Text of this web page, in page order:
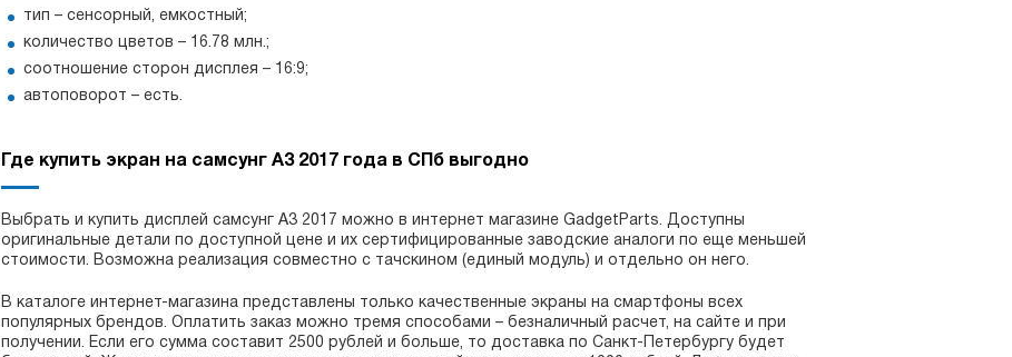
тип – сенсорный, емкостный;
количество цветов – 16.78 млн.;
соотношение сторон дисплея – 16:9;
автоповорот – есть.
Где купить экран на самсунг А3 2017 года в СПб выгодно
Выбрать и купить дисплей самсунг А3 2017 можно в интернет магазине GadgetParts. Доступны
оригинальные детали по доступной цене и их сертифицированные заводские аналоги по еще меньшей
стоимости. Возможна реализация совместно с тачскином (единый модуль) и отдельно он него.
В каталоге интернет-магазина представлены только качественные экраны на смартфоны всех
популярных брендов. Оплатить заказ можно тремя способами – безналичный расчет, на сайте и при
получении. Если его сумма составит 2500 рублей и больше, то доставка по Санкт-Петербургу будет